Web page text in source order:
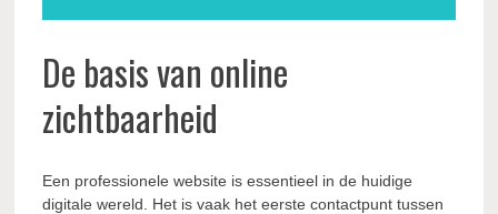
De basis van online
zichtbaarheid
Een professionele website is essentieel in de huidige
digitale wereld. Het is vaak het eerste contactpunt tussen